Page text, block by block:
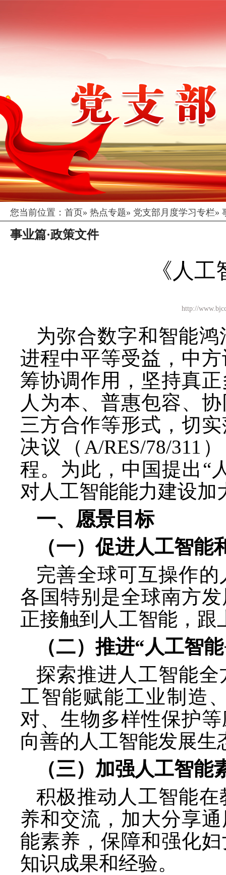
您当前位置： 首页» 热点专题» 党支部月度学习专栏»
事业篇·政策文件
《人
http://
为弥合数字和智能
进程中平等受益，中
筹协调作用，坚持真
人为本、普惠包容、
三方合作等形式，切
决议（ A/RES/78/311
程。为此，中国提出“
对人工智能能力建设加
一、愿景目标
（一）促进人工智
完善全球可互操作
各国特别是全球南方
正接触到人工智能，
（二）推进“人工智
探索推进人工智能
工智能赋能工业制造
对、生物多样性保护
向善的人工智能发展生
（三）加强人工智能
积极推动人工智能
养和交流，加大分享
能素养，保障和强化
知识成果和经验。